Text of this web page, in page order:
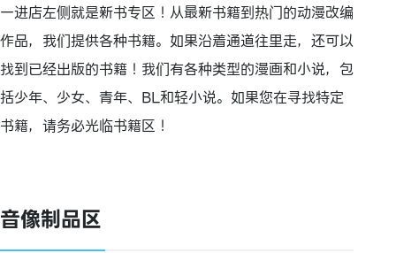
一进店左侧就是新书专区！从最新书籍到热门的动漫改编
作品，我们提供各种书籍。如果沿着通道往里走，还可以
找到已经出版的书籍！我们有各种类型的漫画和小说，包
括少年、少女、青年、BL和轻小说。如果您在寻找特定
书籍，请务必光临书籍区！
音像制品区